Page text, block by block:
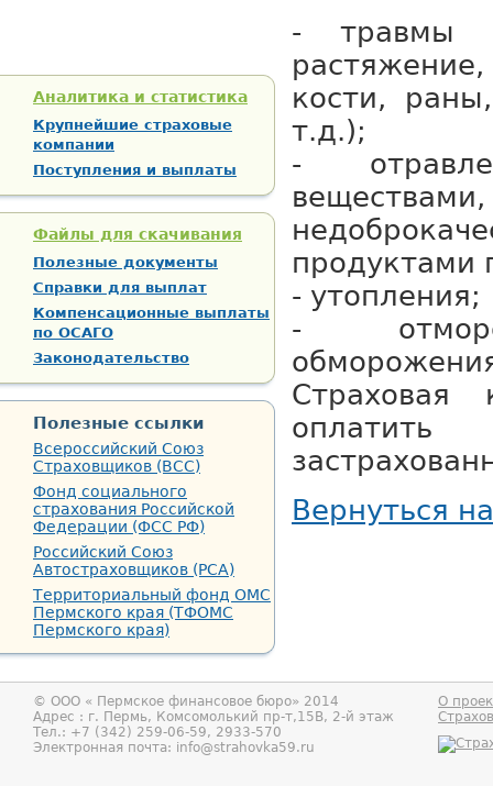
- травмы
кости,
т.д.);
-
продуктами
- утопления;
-
Страховая
Вернуться
Аналитика и статистика
Крупнейшие страховые
компании
Поступления и выплаты
Файлы для скачивания
Полезные документы
Справки для выплат
Компенсационные выплаты
по ОСАГО
Законодательство
Полезные ссылки
Всероссийский Союз
Страховщиков (ВСС)
Фонд социального
страхования Российской
Федерации (ФСС РФ)
Российский Союз
Автостраховщиков (РСА)
Территориальный фонд ОМС
Пермского края (ТФОМС
Пермского края)
© ООО « Пермское финансовое бюро» 2014
Адрес : г. Пермь, Комсомолький пр-т,15В, 2-й этаж
Тел.: +7 (342) 259-06-59, 2933-570
Электронная почта: info@strahovka59.ru
О